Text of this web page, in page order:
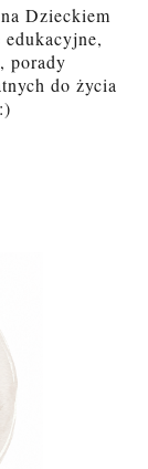
Dzieckiem
porady
do życia